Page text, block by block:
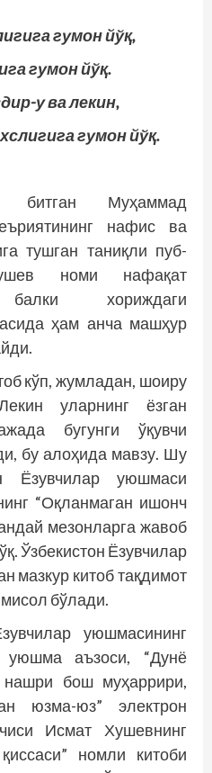
гумон йўқ,
гумон йўқ.
у ва лекин,
гумон йўқ.
битган Муҳаммад
нафис ва
тушган таниқли пуб­
номи нафақат
балки хориждаги
ҳам анча машҳур
кўп, жумладан, шоиру
уларнинг ёзган
бугунги ўқувчи
бу алоҳида мавзу. Шу
Ёзувчилар уюшмаси
“Оқланмаган ишонч
мезонларга жавоб
Ўзбекистон Ёзувчилар
мазкур китоб тақдимот
бўлади.
уюшмасининг
уюшма аъзоси, “Дунё
нашри бош муҳаррири,
юзма-юз” электрон
Исмат Хушевнинг
номли китоби